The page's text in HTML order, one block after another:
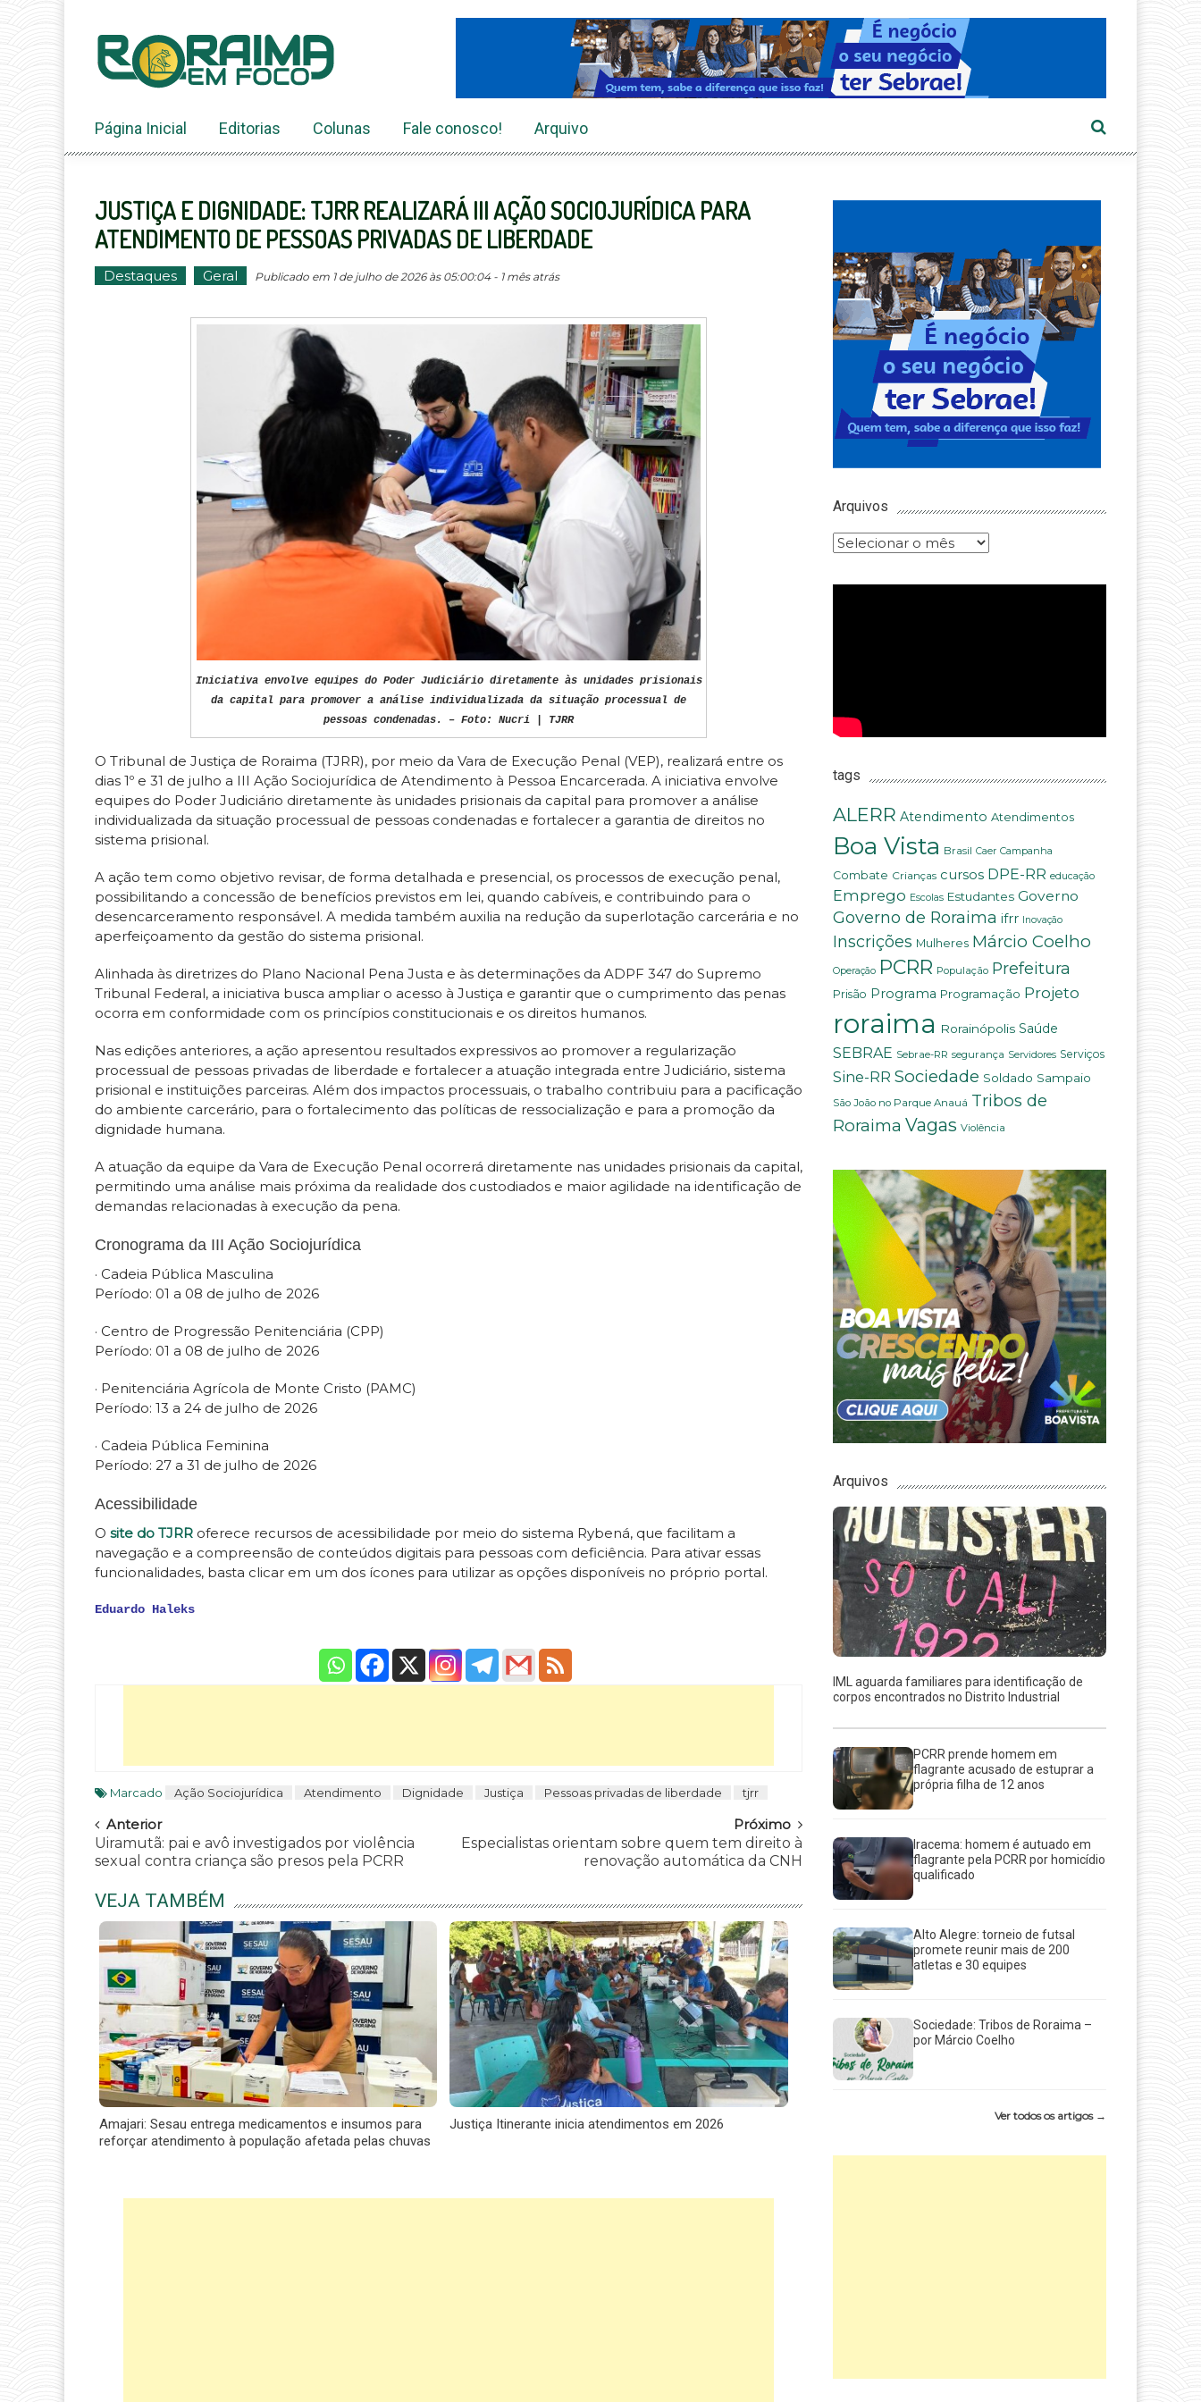
conteúdo
Página Inicial Editorias Colunas Fale conosco! Arquivo
JUSTIÇA E DIGNIDADE: TJRR REALIZARÁ III AÇÃO SOCIOJURÍDICA PARA
ATENDIMENTO DE PESSOAS PRIVADAS DE LIBERDADE
Destaques Geral Publicado em 1 de julho de 2026 às 05:00:04 - 1 mês atrás
Iniciativa envolve equipes do Poder Judiciário diretamente às unidades prisionais
da capital para promover a análise individualizada da situação processual de
pessoas condenadas. – Foto: Nucri | TJRR
O Tribunal de Justiça de Roraima (TJRR), por meio da Vara de Execução Penal (VEP), realizará entre os
dias 1º e 31 de julho a III Ação Sociojurídica de Atendimento à Pessoa Encarcerada. A iniciativa envolve
equipes do Poder Judiciário diretamente às unidades prisionais da capital para promover a análise
individualizada da situação processual de pessoas condenadas e fortalecer a garantia de direitos no
sistema prisional.
A ação tem como objetivo revisar, de forma detalhada e presencial, os processos de execução penal,
possibilitando a concessão de benefícios previstos em lei, quando cabíveis, e contribuindo para o
desencarceramento responsável. A medida também auxilia na redução da superlotação carcerária e no
aperfeiçoamento da gestão do sistema prisional.
Alinhada às diretrizes do Plano Nacional Pena Justa e às determinações da ADPF 347 do Supremo
Tribunal Federal, a iniciativa busca ampliar o acesso à Justiça e garantir que o cumprimento das penas
ocorra em conformidade com os princípios constitucionais e os direitos humanos.
Nas edições anteriores, a ação apresentou resultados expressivos ao promover a regularização
processual de pessoas privadas de liberdade e fortalecer a atuação integrada entre Judiciário, sistema
prisional e instituições parceiras. Além dos impactos processuais, o trabalho contribuiu para a pacificação
do ambiente carcerário, para o fortalecimento das políticas de ressocialização e para a promoção da
dignidade humana.
A atuação da equipe da Vara de Execução Penal ocorrerá diretamente nas unidades prisionais da capital,
permitindo uma análise mais próxima da realidade dos custodiados e maior agilidade na identificação de
demandas relacionadas à execução da pena.
Cronograma da III Ação Sociojurídica
· Cadeia Pública Masculina
Período: 01 a 08 de julho de 2026
· Centro de Progressão Penitenciária (CPP)
Período: 01 a 08 de julho de 2026
· Penitenciária Agrícola de Monte Cristo (PAMC)
Período: 13 a 24 de julho de 2026
· Cadeia Pública Feminina
Período: 27 a 31 de julho de 2026
Acessibilidade
O site do TJRR oferece recursos de acessibilidade por meio do sistema Rybená, que facilitam a
navegação e a compreensão de conteúdos digitais para pessoas com deficiência. Para ativar essas
funcionalidades, basta clicar em um dos ícones para utilizar as opções disponíveis no próprio portal.
Eduardo Haleks
Marcado Ação Sociojurídica Atendimento Dignidade Justiça Pessoas privadas de liberdade tjrr
Navegar
Anterior
Uiramutã: pai e avô investigados por violência
sexual contra criança são presos pela PCRR
Próximo
Especialistas orientam sobre quem tem direito à
renovação automática da CNH
VEJA TAMBÉM
Amajari: Sesau entrega medicamentos e insumos para
reforçar atendimento à população afetada pelas chuvas
Justiça Itinerante inicia atendimentos em 2026
Arquivos
Arquivos
tags
ALERR Atendimento Atendimentos
Boa Vista Brasil Caer Campanha
Combate Crianças cursos DPE-RR educação
Emprego Escolas Estudantes Governo
Governo de Roraima ifrr Inovação
Inscrições Mulheres Márcio Coelho
Operação PCRR População Prefeitura
Prisão Programa Programação Projeto
roraima Rorainópolis Saúde
SEBRAE Sebrae-RR segurança Servidores Serviços
Sine-RR Sociedade Soldado Sampaio
São João no Parque Anauá Tribos de
Roraima Vagas Violência
Arquivos
IML aguarda familiares para identificação de
corpos encontrados no Distrito Industrial
PCRR prende homem em
flagrante acusado de estuprar a
própria filha de 12 anos
Iracema: homem é autuado em
flagrante pela PCRR por homicídio
qualificado
Alto Alegre: torneio de futsal
promete reunir mais de 200
atletas e 30 equipes
Sociedade: Tribos de Roraima –
por Márcio Coelho
Ver todos os artigos →